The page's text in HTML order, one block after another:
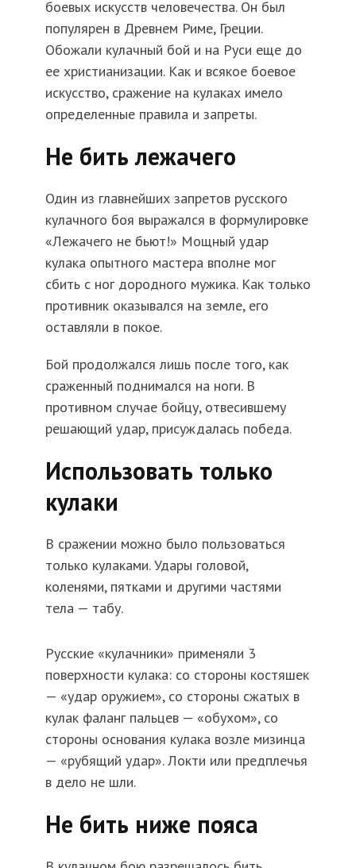
боевых искусств человечества. Он был
популярен в Древнем Риме, Греции.
Обожали кулачный бой и на Руси еще до
ее христианизации. Как и всякое боевое
искусство, сражение на кулаках имело
определенные правила и запреты.
Не бить лежачего
Один из главнейших запретов русского
кулачного боя выражался в формулировке
«Лежачего не бьют!» Мощный удар
кулака опытного мастера вполне мог
сбить с ног дородного мужика. Как только
противник оказывался на земле, его
оставляли в покое.
Бой продолжался лишь после того, как
сраженный поднимался на ноги. В
противном случае бойцу, отвесившему
решающий удар, присуждалась победа.
Использовать только
кулаки
В сражении можно было пользоваться
только кулаками. Удары головой,
коленями, пятками и другими частями
тела — табу.
Русские «кулачники» применяли 3
поверхности кулака: со стороны костяшек
— «удар оружием», со стороны сжатых в
кулак фаланг пальцев — «обухом», со
стороны основания кулака возле мизинца
— «рубящий удар». Локти или предплечья
в дело не шли.
Не бить ниже пояса